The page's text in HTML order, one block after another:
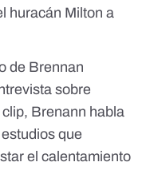
huracán Milton a
de Brennan
sobre
Brenann habla
que
el calentamiento